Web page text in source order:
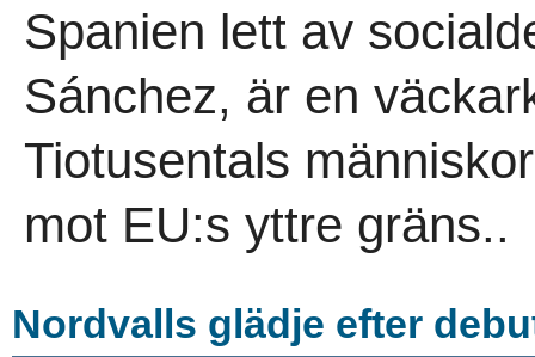
Spanien lett av
Sánchez, är en
Tiotusentals
mot EU:s yttre gräns..
Nordvalls glädje efter